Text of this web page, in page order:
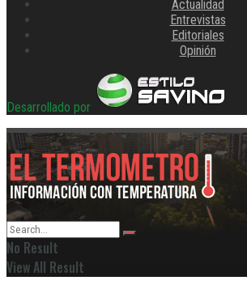
Actualidad
Entrevistas
Editoriales
Opinión
Desarrollado por
No Result
View All Result